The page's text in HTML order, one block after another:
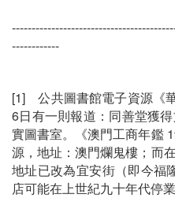
------------
[1] 公共圖書館電子資源《
6日有一則報道：同善堂獲
實圖書室。《澳門工商年鑑
源，地址：澳門爛鬼樓；而
地址已改為宜安街（即今福
店可能在上世紀九十年代停業